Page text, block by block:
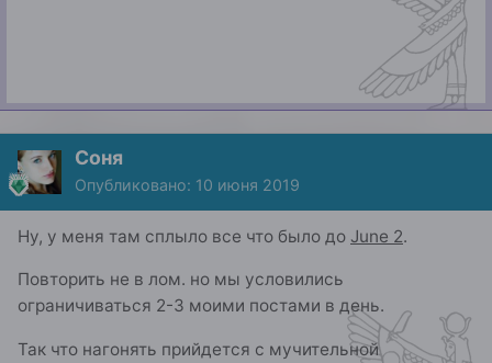
Соня
Опубликовано: 10 июня 2019
Ну, у меня там сплыло все что было до June 2.
Повторить не в лом. но мы условились
ограничиваться 2-3 моими постами в день.
Так что нагонять прийдется с мучительной